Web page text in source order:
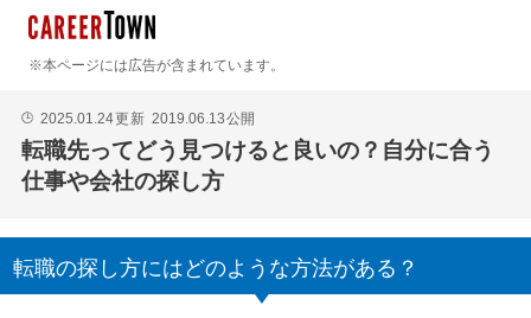
※本ページには広告が含まれています。
🕒 2025.01.24更新 2019.06.13公開
転職先ってどう見つけると良いの？自分に合う
仕事や会社の探し方
転職の探し方にはどのような方法がある？